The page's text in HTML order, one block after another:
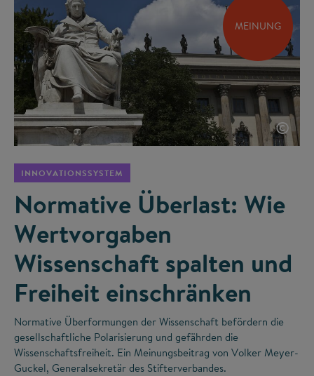
MEINUNG
©
INNOVATIONSSYSTEM
Normative Überlast: Wie
Wertvorgaben
Wissenschaft spalten und
Freiheit einschränken
Normative Überformungen der Wissenschaft befördern die
gesellschaftliche Polarisierung und gefährden die
Wissenschaftsfreiheit. Ein Meinungsbeitrag von Volker Meyer-
Guckel, Generalsekretär des Stifterverbandes.